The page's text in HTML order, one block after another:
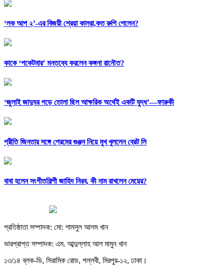
‘লক আপ ২’-এর বিজয়ী শ্রেয়া কালরা,কত রুপি পেলেন?
কাকে ‘পকেটমার’ মন্তব্যে করলেন কঙ্গনা রানৌত?
‘জুলাই জাদুঘর গড়ে তোলা ছিল আক্ষরিক অর্থেই একটি যুদ্ধ’—ফারুকী
প্রীতি জিনতার সঙ্গে প্রেমের গুঞ্জন নিয়ে মুখ খুললেন ব্রেট লি
বাবা হলেন সংগীতশিল্পী জাহিদ নিরব, কী নাম রাখলেন মেয়ের?
প্রতিষ্ঠাতা সম্পাদক: মো: শামসুল আলম খান
ভারপ্রাপ্ত সম্পাদক: এম. আব্দুল্লাহ আল মামুন খান
১৩/১৪ ব্লক-ডি, সিরামিক রোড, পল্লবী, মিরপুর-১২, ঢাকা।